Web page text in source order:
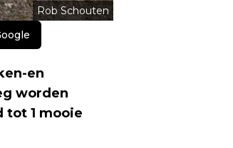
Rob Schouten
en
worden
tot 1 mooie